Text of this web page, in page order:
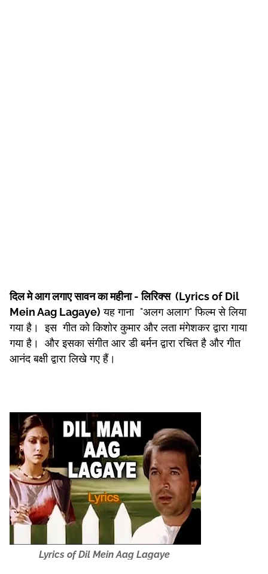
दिल मे आग लगाए सावन का महीना - लिरिक्स (Lyrics of Dil
Mein Aag Lagaye) यह गाना "अलग अलाग" फिल्म से लिया
गया है। इस गीत को किशोर कुमार और लता मंगेशकर द्वारा गाया
गया है। और इसका संगीत आर डी बर्मन द्वारा रचित है और गीत
आनंद बक्षी द्वारा लिखे गए हैं।
Lyrics of Dil Mein Aag Lagaye